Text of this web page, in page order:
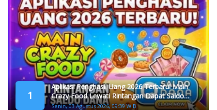
1
Aplikasi Penghasil Uang 2026 Terbaru! Main
Crazy Food Lewati Rintangan Dapat Saldo
Dana
Senin, 03 Agustus 2026, 09:39 WIB